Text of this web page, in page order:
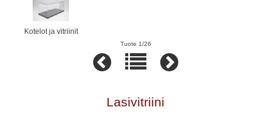
Kotelot ja vitriinit
Tuote 1/26
Lasivitriini